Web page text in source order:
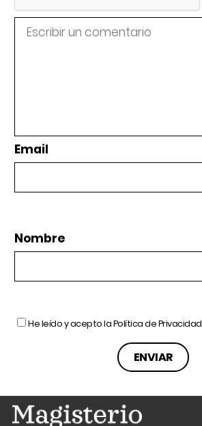
Email
Nombre
He leído y acepto laPolítica de Privacidad